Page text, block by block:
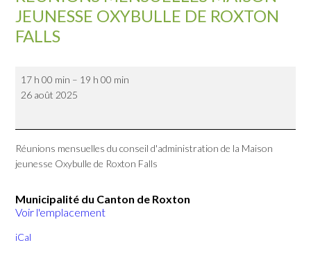
JEUNESSE OXYBULLE DE ROXTON
FALLS
mensuelles
Maison
Roxton
Falls
17 h 00 min – 19 h 00 min
26 août 2025
Réunions mensuelles du conseil d'administration de la Maison
jeunesse Oxybulle de Roxton Falls
Municipalité du Canton de Roxton
Voir l'emplacement
iCal